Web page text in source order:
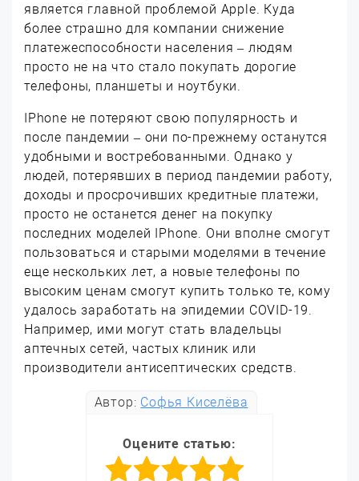
является главной проблемой Apple. Куда
более страшно для компании снижение
платежеспособности населения – людям
просто не на что стало покупать дорогие
телефоны, планшеты и ноутбуки.
IPhone не потеряют свою популярность и
после пандемии – они по-прежнему останутся
удобными и востребованными. Однако у
людей, потерявших в период пандемии работу,
доходы и просрочивших кредитные платежи,
просто не останется денег на покупку
последних моделей IPhone. Они вполне смогут
пользоваться и старыми моделями в течение
еще нескольких лет, а новые телефоны по
высоким ценам смогут купить только те, кому
удалось заработать на эпидемии COVID-19.
Например, ими могут стать владельцы
аптечных сетей, частых клиник или
производители антисептических средств.
Автор: Софья Киселёва
Оцените статью: